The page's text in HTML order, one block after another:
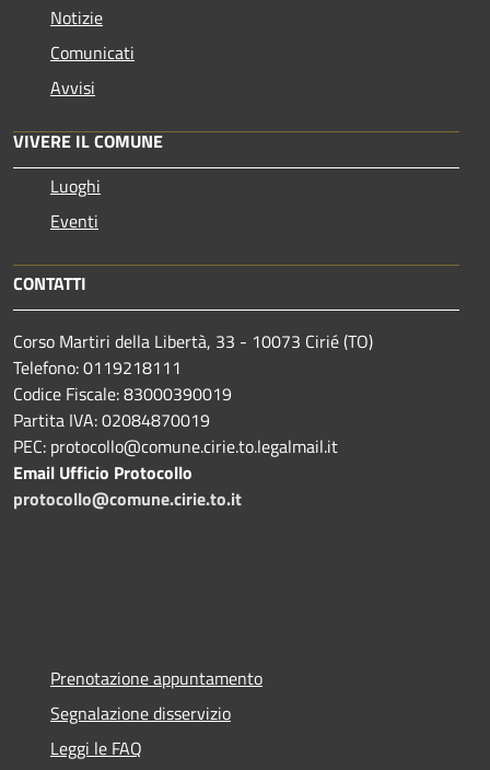
Notizie
Comunicati
Avvisi
VIVERE IL COMUNE
Luoghi
Eventi
CONTATTI
Corso Martiri della Libertà, 33 - 10073 Cirié (TO)
Telefono: 0119218111
Codice Fiscale: 83000390019
Partita IVA: 02084870019
PEC: protocollo@comune.cirie.to.legalmail.it
Email Ufficio Protocollo
protocollo@comune.cirie.to.it
Prenotazione appuntamento
Segnalazione disservizio
Leggi le FAQ